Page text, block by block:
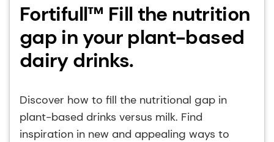
Fortifull™ Fill the nutrition
gap in your plant-based
dairy drinks.
Discover how to fill the nutritional gap in
plant-based drinks versus milk. Find
inspiration in new and appealing ways to